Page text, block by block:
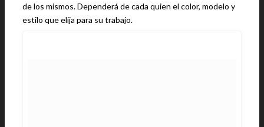
de los mismos. Dependerá de cada quien el color, modelo y
estilo que elija para su trabajo.